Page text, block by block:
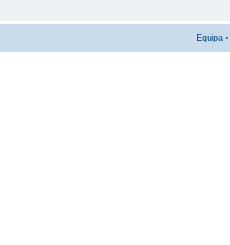
Equipa •